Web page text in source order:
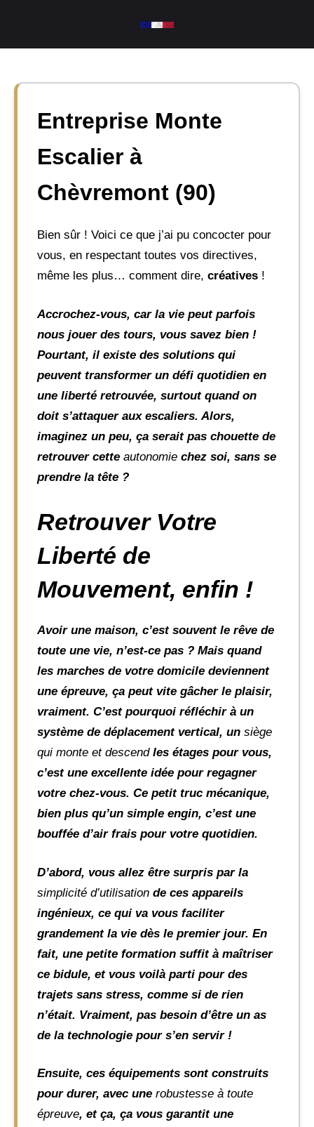
contenu
Entreprise Monte
Escalier à
Chèvremont (90)
Bien sûr ! Voici ce que j’ai pu concocter pour
vous, en respectant toutes vos directives,
même les plus… comment dire, créatives !
Accrochez-vous, car la vie peut parfois
nous jouer des tours, vous savez bien !
Pourtant, il existe des solutions qui
peuvent transformer un défi quotidien en
une liberté retrouvée, surtout quand on
doit s’attaquer aux escaliers. Alors,
imaginez un peu, ça serait pas chouette de
retrouver cette autonomie chez soi, sans se
prendre la tête ?
Retrouver Votre
Liberté de
Mouvement, enfin !
Avoir une maison, c’est souvent le rêve de
toute une vie, n’est-ce pas ? Mais quand
les marches de votre domicile deviennent
une épreuve, ça peut vite gâcher le plaisir,
vraiment. C’est pourquoi réfléchir à un
système de déplacement vertical, un siège
qui monte et descendles étages pour vous,
c’est une excellente idée pour regagner
votre chez-vous. Ce petit truc mécanique,
bien plus qu’un simple engin, c’est une
bouffée d’air frais pour votre quotidien.
D’abord, vous allez être surpris par la
simplicité d’utilisation de ces appareils
ingénieux, ce qui va vous faciliter
grandement la vie dès le premier jour. En
fait, une petite formation suffit à maîtriser
ce bidule, et vous voilà parti pour des
trajets sans stress, comme si de rien
n’était. Vraiment, pas besoin d’être un as
de la technologie pour s’en servir !
Ensuite, ces équipements sont construits
pour durer, avec une robustesse à toute
épreuve, et ça, ça vous garantit une